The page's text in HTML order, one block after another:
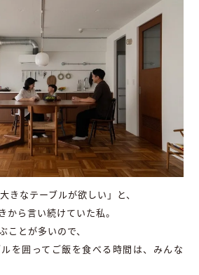
きなテーブルが欲しい」と、
から言い続けていた私。
ことが多いので、
を囲ってご飯を食べる時間は、みんな